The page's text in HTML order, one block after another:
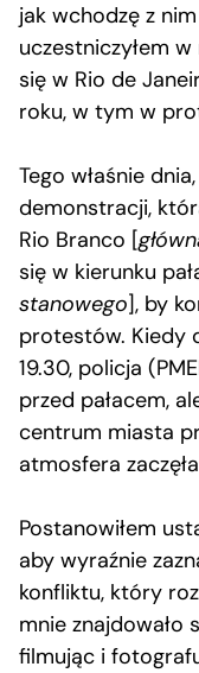
jak wchodzę z
uczestniczyłem
się w Rio de
roku, w tym w
Tego właśnie
demonstracji,
Rio Branco [
się w kierunku
stanowego], by
protestów. Kiedy
19.30, policja
przed pałacem,
centrum miasta
atmosfera
Postanowiłem
aby wyraźnie
konfliktu, który
mnie znajdowało
filmując i